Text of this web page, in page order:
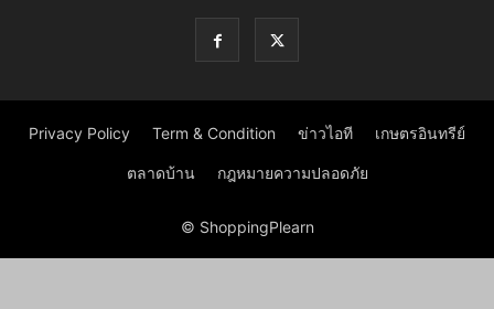
Privacy Policy Term & Condition ข่าวไอที เกษตรอินทรีย์
ตลาดบ้าน กฎหมายความปลอดภัย
© ShoppingPlearn